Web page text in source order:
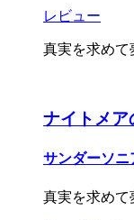
レビュー
真実を求めて
ナイトメア
サンダーソニ
真実を求めて